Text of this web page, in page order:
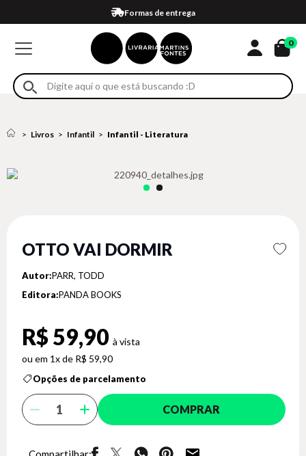
Formas de entrega
Compra 100% segura
Em até 4x sem juros no cartão*
Retire na loja
Eventos
0
Livros Infantil Infantil - Literatura
OTTO VAI DORMIR
Autor:PARR, TODD
Editora:PANDA BOOKS
R$ 59,90
1x de R$ 59,90
Opções de parcelamento
COMPRAR